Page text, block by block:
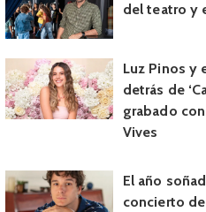
del teatro y
Luz Pinos y
detrás de
grabado
Vives
El año
concierto